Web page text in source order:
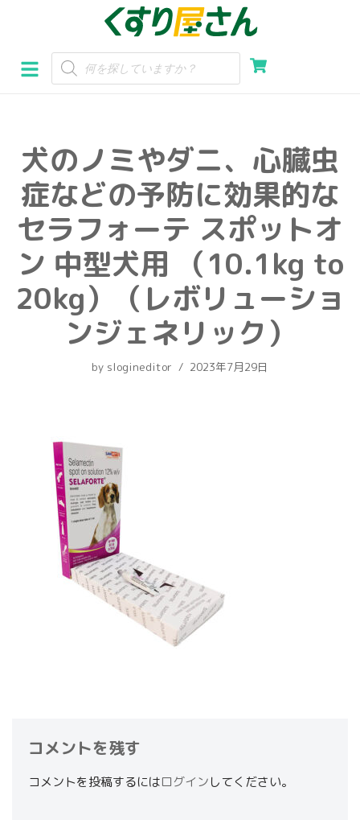
ン
テ
ス
ッ
犬のノミやダニ、心臓虫
症などの予防に効果的な
セラフォーテ スポットオ
ン 中型犬用 （10.1kg to
20kg）（レボリューショ
ンジェネリック）
by slogineditor 2023年7月29日
コメントを残す
コメントを投稿するにはログインしてください。